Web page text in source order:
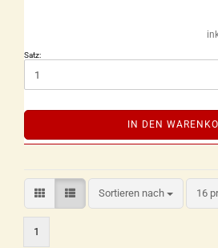
Satz:
IN DEN
Sortieren nach 16
1